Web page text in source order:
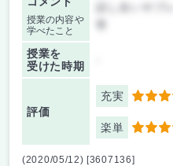
授業の内容や
学べたこと
授業を
受けた時期
評価
充実 5
楽単 5
(2020/05/12) [3607136]